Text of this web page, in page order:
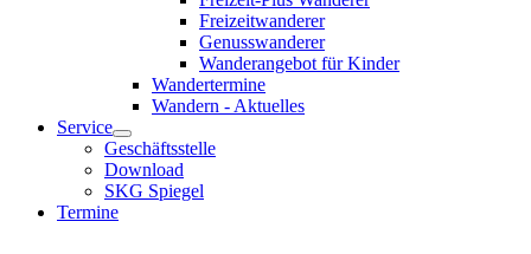
Freizeitwanderer
Genusswanderer
Wanderangebot für Kinder
Wandertermine
Wandern - Aktuelles
Service
Geschäftsstelle
Download
SKG Spiegel
Termine